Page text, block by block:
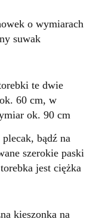
o wymiarach
suwak
te dwie
60 cm, w
ok. 90 cm
bądź na
szerokie paski
jest ciężka
kieszonka na